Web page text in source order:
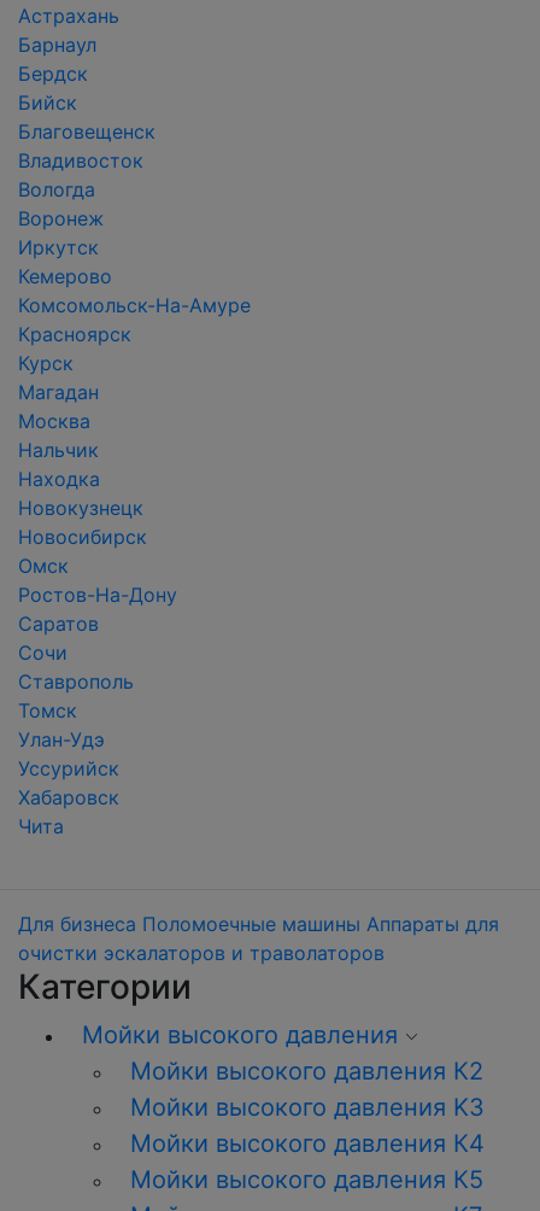
Астрахань
Барнаул
Бердск
Бийск
Благовещенск
Владивосток
Вологда
Воронеж
Иркутск
Кемерово
Комсомольск-На-Амуре
Красноярск
Курск
Магадан
Москва
Нальчик
Находка
Новокузнецк
Новосибирск
Омск
Ростов-На-Дону
Саратов
Сочи
Ставрополь
Томск
Улан-Удэ
Уссурийск
Хабаровск
Чита
Для бизнеса Поломоечные машины Аппараты для
очистки эскалаторов и траволаторов
Категории
Мойки высокого давления
Мойки высокого давления К2
Мойки высокого давления K3
Мойки высокого давления К4
Мойки высокого давления К5